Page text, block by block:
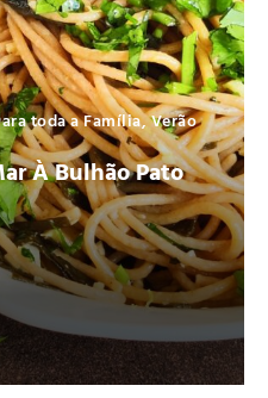
toda a Família,Verão
À Bulhão Pato